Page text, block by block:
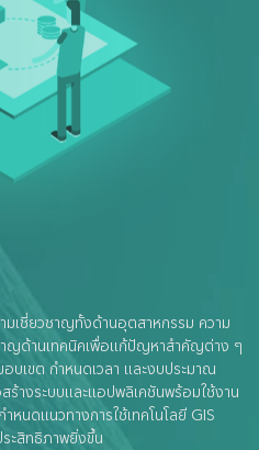
ามเชี่ยวชาญทั้งด้านอุตสาหกรรม ความ
าญด้านเทคนิคเพื่อแก้ปัญหาสำคัญต่าง ๆ
บเขต กำหนดเวลา และงบประมาณ
ร้างระบบและแอปพลิเคชันพร้อมใช้งาน
หนดแนวทางการใช้เทคโนโลยี GIS
ะสิทธิภาพยิ่งขึ้น